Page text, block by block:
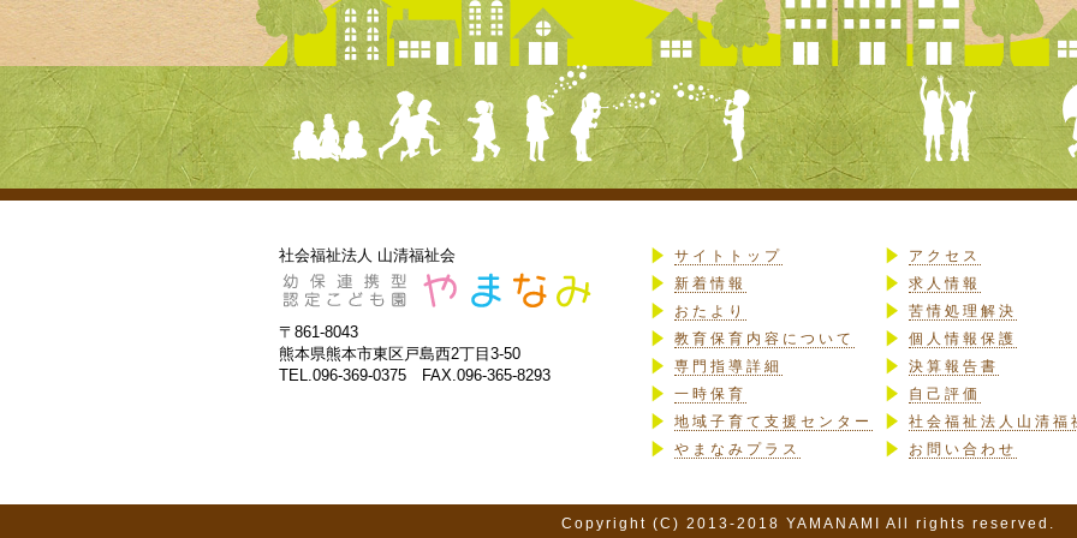
社会福祉法人 山清福祉会
〒861-8043
熊本県熊本市東区戸島西2丁目3-50
TEL.096-369-0375 FAX.096-365-8293
サイトトップ
新着情報
おたより
教育保育内容について
専門指導詳細
一時保育
地域子育て支援センター
やまなみプラス
アクセス
求人情報
苦情処理解決
個人情報保護
決算報告書
自己評価
社会福祉法人山清福
お問い合わせ
Copyright (C) 2013-2018 YAMANAMI All rights reserved.